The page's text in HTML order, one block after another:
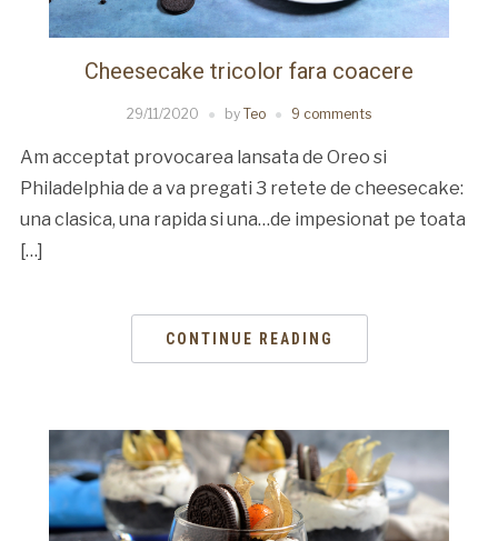
Cheesecake tricolor fara coacere
29/11/2020 by Teo 9 comments
Am acceptat provocarea lansata de Oreo si
Philadelphia de a va pregati 3 retete de cheesecake:
una clasica, una rapida si una…de impesionat pe toata
[…]
CONTINUE READING